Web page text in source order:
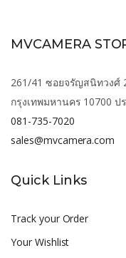
MVCAMERA
261/41 ซอยจรัญสนิทวงศ์
กรุงเทพมหานคร 10700 ป
081-735-7020
sales@mvcamera.com
Quick Links
Track your Order
Your Wishlist